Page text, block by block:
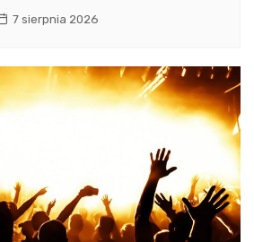
7 sierpnia 2026